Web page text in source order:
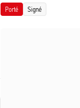
Porté Signé